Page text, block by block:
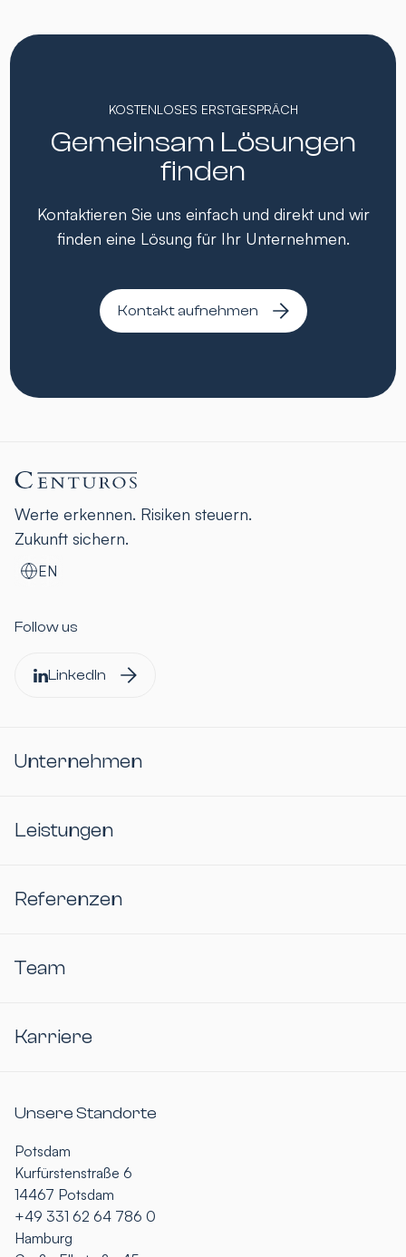
KOSTENLOSES ERSTGESPRÄCH
Gemeinsam Lösungen
finden
Kontaktieren Sie uns einfach und direkt und wir
finden eine Lösung für Ihr Unternehmen.
Kontakt aufnehmen
Werte erkennen. Risiken steuern.
Zukunft sichern.
EN
Follow us
LinkedIn
Unternehmen
Leistungen
Referenzen
Team
Karriere
Unsere Standorte
Potsdam
Kurfürstenstraße 6
14467 Potsdam
+49 331 62 64 786 0
Hamburg